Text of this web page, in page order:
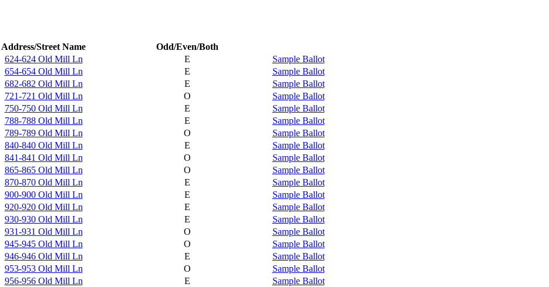
Address/Street Name
Odd/Even/Both
624-624 Old Mill Ln
E
Sample Ballot
654-654 Old Mill Ln
E
Sample Ballot
682-682 Old Mill Ln
E
Sample Ballot
721-721 Old Mill Ln
O
Sample Ballot
750-750 Old Mill Ln
E
Sample Ballot
788-788 Old Mill Ln
E
Sample Ballot
789-789 Old Mill Ln
O
Sample Ballot
840-840 Old Mill Ln
E
Sample Ballot
841-841 Old Mill Ln
O
Sample Ballot
865-865 Old Mill Ln
O
Sample Ballot
870-870 Old Mill Ln
E
Sample Ballot
900-900 Old Mill Ln
E
Sample Ballot
920-920 Old Mill Ln
E
Sample Ballot
930-930 Old Mill Ln
E
Sample Ballot
931-931 Old Mill Ln
O
Sample Ballot
945-945 Old Mill Ln
O
Sample Ballot
946-946 Old Mill Ln
E
Sample Ballot
953-953 Old Mill Ln
O
Sample Ballot
956-956 Old Mill Ln
E
Sample Ballot